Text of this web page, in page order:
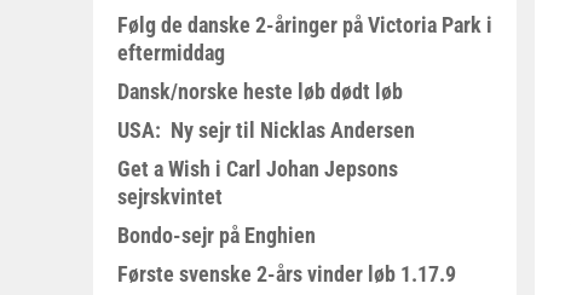
Følg de danske 2-åringer på Victoria Park i
eftermiddag
Dansk/norske heste løb dødt løb
USA: Ny sejr til Nicklas Andersen
Get a Wish i Carl Johan Jepsons
sejrskvintet
Bondo-sejr på Enghien
Første svenske 2-års vinder løb 1.17.9